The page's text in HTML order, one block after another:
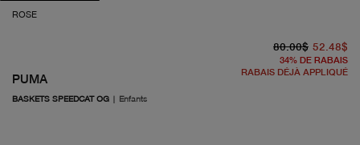
ROSE
PUMA
BASKETS SPEEDCAT OG | Enfants
80.00$ 52.48$
34% DE RABAIS
RABAIS DÉJÀ APPLIQUÉ